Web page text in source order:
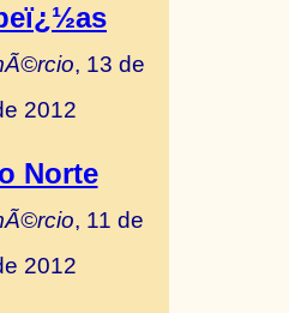
, 13 de
2012
Norte
, 11 de
2012